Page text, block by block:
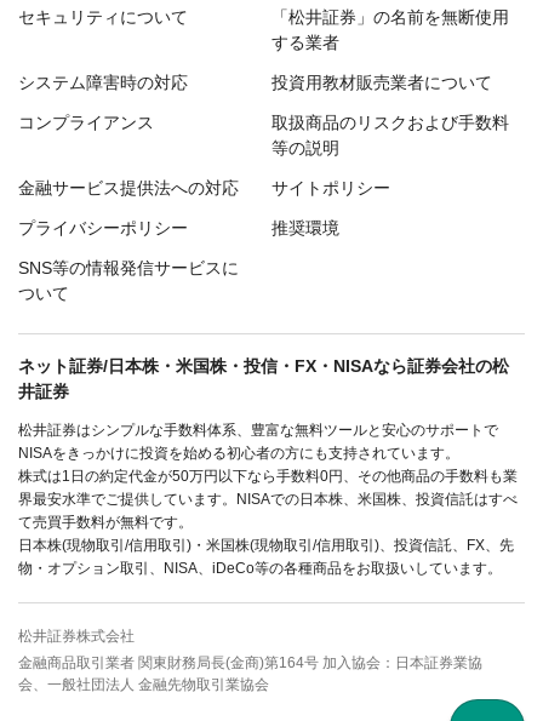
セキュリティについて
「松井証券」の名前を無断使用
する業者
システム障害時の対応 投資用教材販売業者について
コンプライアンス
取扱商品のリスクおよび手数料
等の説明
金融サービス提供法への対応 サイトポリシー
プライバシーポリシー 推奨環境
SNS等の情報発信サービスに
ついて
ネット証券/日本株・米国株・投信・FX・NISAなら証券会社の松
井証券
松井証券はシンプルな手数料体系、豊富な無料ツールと安心のサポートで
NISAをきっかけに投資を始める初心者の方にも支持されています。
株式は1日の約定代金が50万円以下なら手数料0円、その他商品の手数料も業
界最安水準でご提供しています。NISAでの日本株、米国株、投資信託はすべ
て売買手数料が無料です。
日本株(現物取引/信用取引)・米国株(現物取引/信用取引)、投資信託、FX、先
物・オプション取引、NISA、iDeCo等の各種商品をお取扱いしています。
松井証券株式会社
金融商品取引業者 関東財務局長(金商)第164号 加入協会：日本証券業協
会、一般社団法人 金融先物取引業協会